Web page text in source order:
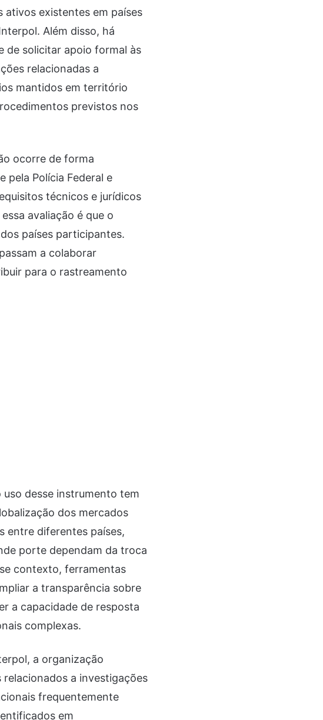
ativos existentes em países
Além disso, há
de solicitar apoio formal às
relacionadas a
mantidos em território
previstos nos
ocorre de forma
pela Polícia Federal e
técnicos e jurídicos
avaliação é que o
países participantes.
a colaborar
para o rastreamento
desse instrumento tem
dos mercados
entre diferentes países,
porte dependam da troca
contexto, ferramentas
a transparência sobre
a capacidade de resposta
complexas.
a organização
a investigações
frequentemente
em